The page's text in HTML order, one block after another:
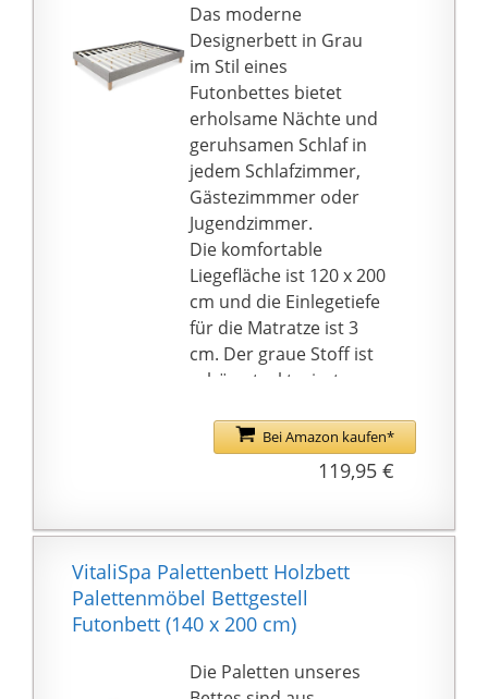
langlebigem MDF Holz.
8 cm hohe Füße
gewährleisten einen
sicheren Stand auf dem
Boden.
Das moderne
Designerbett in Grau
im Stil eines
Futonbettes bietet
erholsame Nächte und
geruhsamen Schlaf in
jedem Schlafzimmer,
Gästezimmmer oder
Jugendzimmer.
Die komfortable
Liegefläche ist 120 x 200
cm und die Einlegetiefe
für die Matratze ist 3
cm. Der graue Stoff ist
schön strukturiert
sind 124 x 203 cm. Die
Höhe des Bettrahmens
ist 29,5 cm und der
Bettkasten unter dem
Bett ist 14,5 cm.
Das Bett wird mit
detaillierter
Aufbauanleitung
geliefert und ist leicht
zu montieren. Matratze,
Bei Amazon kaufen*
119,95 €
VitaliSpa Palettenbett Holzbett
Palettenmöbel Bettgestell
Futonbett (140 x 200 cm)
Die Paletten unseres